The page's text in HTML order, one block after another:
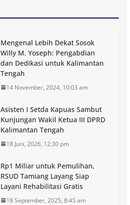
Mengenal Lebih Dekat Sosok
Willy M. Yoseph: Pengabdian
dan Dedikasi untuk Kalimantan
Tengah
14 November, 2024, 10:03 am
Asisten I Setda Kapuas Sambut
Kunjungan Wakil Ketua III DPRD
Kalimantan Tengah
18 Juni, 2026, 12:30 pm
Rp1 Miliar untuk Pemulihan,
RSUD Tamiang Layang Siap
Layani Rehabilitasi Gratis
18 September, 2025, 8:45 am